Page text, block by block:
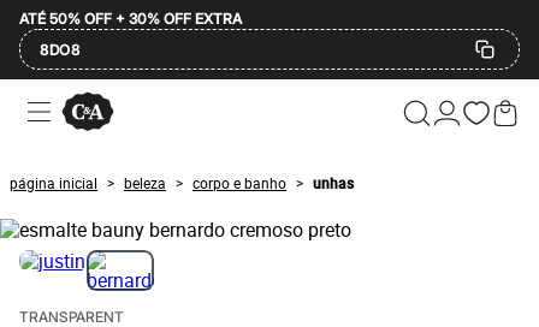
ATÉ 50% OFF + 30% OFF EXTRA
8DO8
Ofertas
Compre por Departamento
Masculino
Infantil
Calçados
Mindse7
Plus Size
Até 20% off
Até 40% off
página inicial > beleza > corpo e banho > unhas
TRANSPARENT